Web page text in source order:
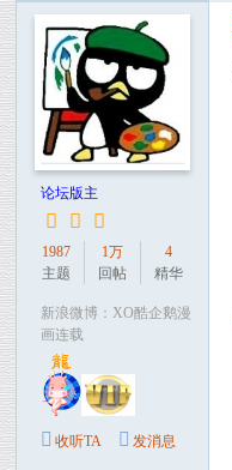
论坛版主
1987
主题
1万
回帖
4
精华
新浪微博：XO酷企鹅漫
画连载
收听TA 发消息